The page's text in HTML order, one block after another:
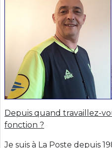
Depuis quand travaillez-
fonction ?
Je suis à La Poste depuis